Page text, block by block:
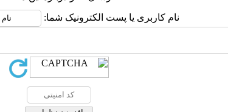
نام کاربری یا پست الکترونیک شما: